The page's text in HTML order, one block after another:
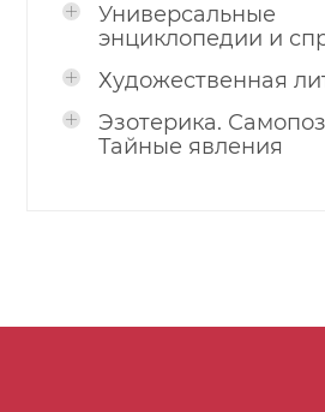
Универсальные
энциклопедии и
Художественная
Эзотерика.
Тайные явления